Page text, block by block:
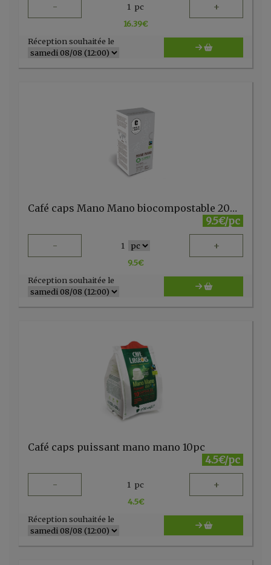
- 1 pc +
16.39€
Réception souhaitée le
Café caps Mano Mano biocompostable 20pc Cafés Liégeois
9.5€/pc
- 1 +
9.5€
Réception souhaitée le
Café caps puissant mano mano 10pc
4.5€/pc
- 1 pc +
4.5€
Réception souhaitée le